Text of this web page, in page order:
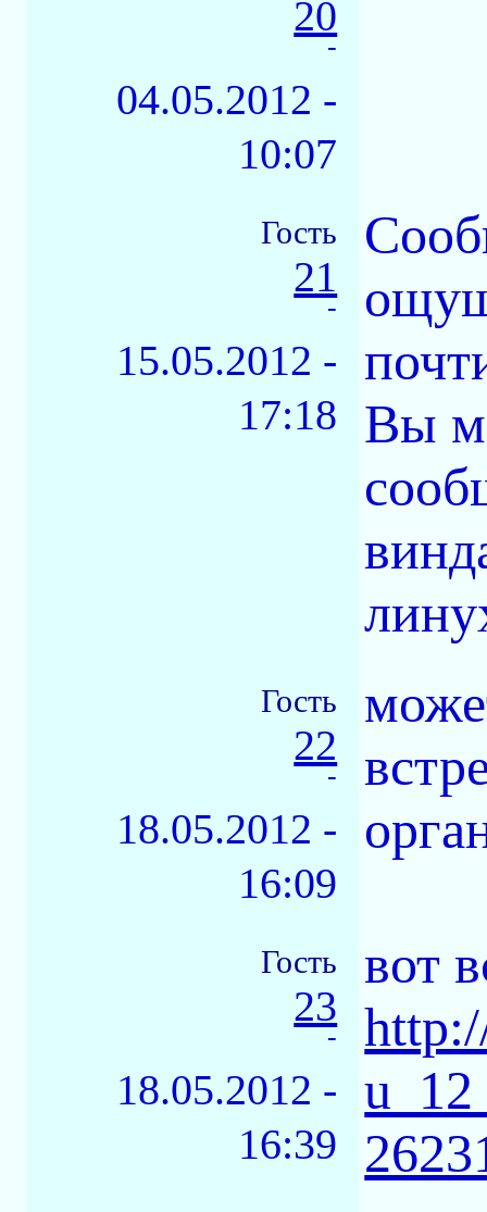
20
-
04.05.2012 -
10:07
Гость
21
-
15.05.2012 -
17:18 Вы
Гость
22
-
18.05.2012 -
16:09
Гость
23
-
18.05.2012 -
16:39
вот